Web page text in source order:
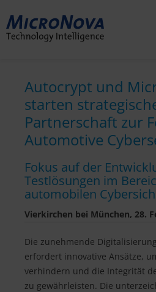
Autocrypt und
starten
Partnerschaft zur
Automotive
Fokus auf der
Testlösungen im
automobilen
Vierkirchen bei München, 28.
Die zunehmende
erfordert innovative Ansätze,
verhindern und die Integrität
zu gewährleisten. Die